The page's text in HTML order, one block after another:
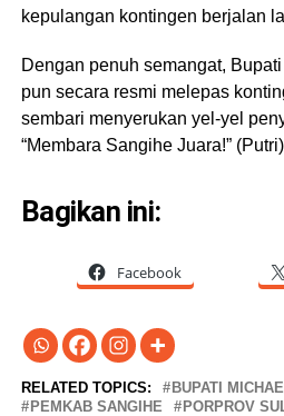
kepulangan kontingen berjalan
Dengan penuh semangat,
pun secara resmi melepas
sembari menyerukan yel-yel
“Membara Sangihe Juara!” (Putri)
Bagikan ini:
Facebook
RELATED TOPICS:
BUPATI
PEMKAB SANGIHE
PORPROV